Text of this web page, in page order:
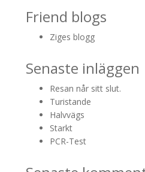
Friend blogs
Ziges blogg
Senaste inläggen
Resan når sitt slut.
Turistande
Halvvägs
Starkt
PCR-Test